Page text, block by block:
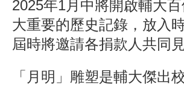
2025年1月中將開啟輔大
大重要的歷史記錄，放入
屆時將邀請各捐款人共同
「月明」雕塑是輔大傑出